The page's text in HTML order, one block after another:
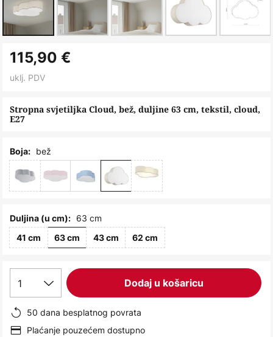
to
the
of
the
gallery
Stropna svjetiljka Cloud, bež, duljine 63 cm, tekstil, cloud,
E27
115,90 €
uklj. PDV
Boja: bež
Duljina (u cm): 63 cm
41 cm 63 cm 43 cm 62 cm
1 Dodaj u košaricu
50 dana besplatnog povrata
Plaćanje pouzećem dostupno